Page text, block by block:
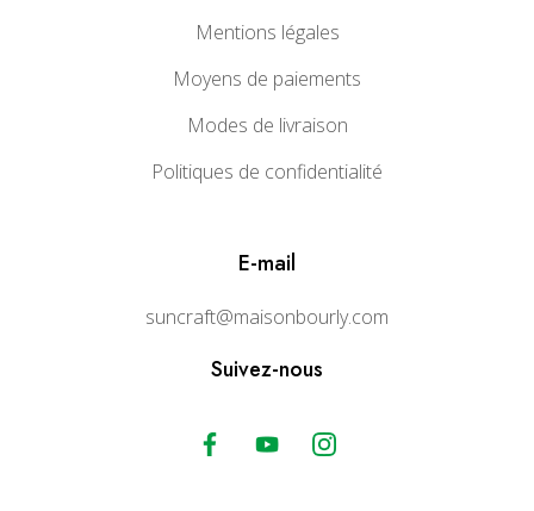
Mentions légales
Moyens de paiements
Modes de livraison
Politiques de confidentialité
E-mail
suncraft@maisonbourly.com
Suivez-nous